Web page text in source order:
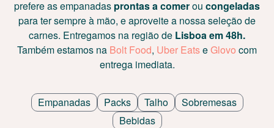
prefere as empanadas prontas a comerou congeladas
para ter sempre à mão, e aproveite a nossa seleção de
carnes. Entregamos na região de Lisboa em 48h.
Também estamos na Bolt Food, Uber EatseGlovo com
entrega imediata.
Empanadas Packs Talho
Sobremesas
Bebidas